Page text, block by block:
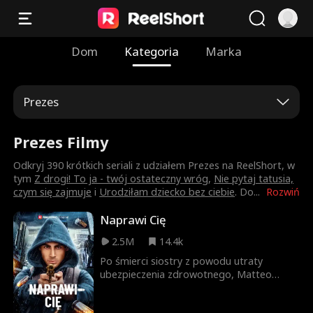
Dom Kategoria Marka
Prezes
Prezes Filmy
Rozwiń
Odkryj 390 krótkich seriali z udziałem Prezes na ReelShort, w
tym Z drogi! To ja - twój ostateczny wróg, Nie pytaj tatusia,
czym się zajmuje i Urodziłam dziecko bez ciebie. Do...
Naprawi Cię
2.5M
14.4k
Po śmierci siostry z powodu utraty
ubezpieczenia zdrowotnego, Matteo